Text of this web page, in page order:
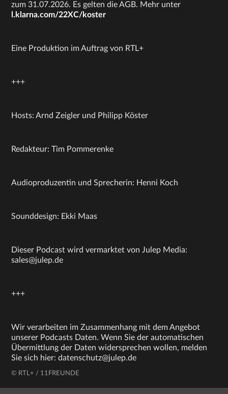
zum 31.07.2026. Es gelten die AGB. Mehr unter
l.klarna.com/22XC/koster
Eine Produktion im Auftrag von RTL+
+++
Hosts: Arnd Zeigler und Philipp Köster
Redakteur: Tim Pommerenke
Audioproduzentin und Sprecherin: Henni Koch
Sounddesign: Ekki Maas
Dieser Podcast wird vermarktet von Julep Media:
sales@julep.de
+++
Wir verarbeiten im Zusammenhang mit dem Angebot
unserer Podcasts Daten. Wenn Sie der automatischen
Übermittlung der Daten widersprechen wollen, melden
Sie sich hier: datenschutz@julep.de
© RTL+ / 11FREUNDE